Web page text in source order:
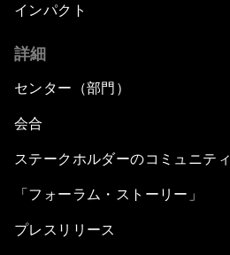
インパクト
詳細
センター（部門）
会合
ステークホルダーのコミュニティ
「フォーラム・ストーリー」
プレスリリース